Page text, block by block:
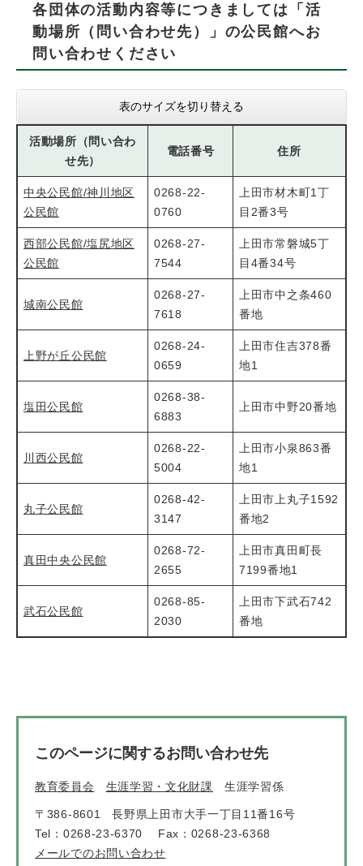
各団体の活動内容等につきましては「活
動場所（問い合わせ先）」の公民館へお
問い合わせください
表のサイズを切り替える
活動場所（問い合わ
せ先）
電話番号 住所
中央公民館/神川地区
公民館
0268-22-
0760
上田市材木町1丁
目2番3号
西部公民館/塩尻地区
公民館
0268-27-
7544
上田市常磐城5丁
目4番34号
城南公民館
0268-27-
7618
上田市中之条460
番地
上野が丘公民館
0268-24-
0659
上田市住吉378番
地1
塩田公民館
0268-38-
6883
上田市中野20番地
川西公民館
0268-22-
5004
上田市小泉863番
地1
丸子公民館
0268-42-
3147
上田市上丸子1592
番地2
真田中央公民館
0268-72-
2655
上田市真田町長
7199番地1
武石公民館
0268-85-
2030
上田市下武石742
番地
このページに関するお問い合わせ先
教育委員会 生涯学習・文化財課 生涯学習係
〒386-8601
長野県上田市大手一丁目11番16号
Tel：0268-23-6370
Fax：0268-23-6368
メールでのお問い合わせ